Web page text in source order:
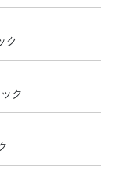
ク
ク